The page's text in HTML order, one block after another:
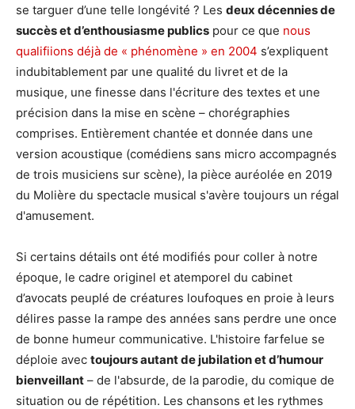
se targuer d’une telle longévité ? Les deux décennies de
succès et d’enthousiasme publics pour ce que nous
qualifiions déjà de « phénomène » en 2004 s’expliquent
indubitablement par une qualité du livret et de la
musique, une finesse dans l'écriture des textes et une
précision dans la mise en scène – chorégraphies
comprises. Entièrement chantée et donnée dans une
version acoustique (comédiens sans micro accompagnés
de trois musiciens sur scène), la pièce auréolée en 2019
du Molière du spectacle musical s'avère toujours un régal
d'amusement.
Si certains détails ont été modifiés pour coller à notre
époque, le cadre originel et atemporel du cabinet
d’avocats peuplé de créatures loufoques en proie à leurs
délires passe la rampe des années sans perdre une once
de bonne humeur communicative. L'histoire farfelue se
déploie avec toujours autant de jubilation et d’humour
bienveillant – de l'absurde, de la parodie, du comique de
situation ou de répétition. Les chansons et les rythmes